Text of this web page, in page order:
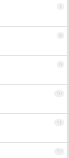
7
8
9
10
11
12